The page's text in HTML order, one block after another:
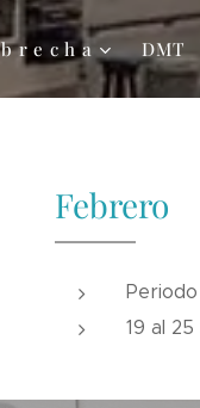
b r e c h a DMT
Febrero
19 al